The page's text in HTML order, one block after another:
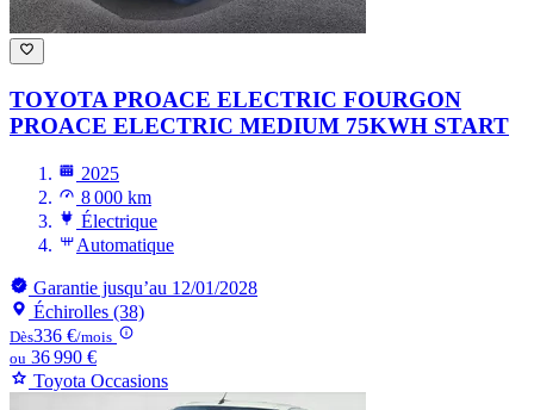
TOYOTA PROACE ELECTRIC FOURGON
PROACE ELECTRIC MEDIUM 75KWH START
2025
8 000 km
Électrique
Automatique
Garantie jusqu’au 12/01/2028
Échirolles (38)
Dès336 €/mois
ou 36 990 €
Toyota Occasions